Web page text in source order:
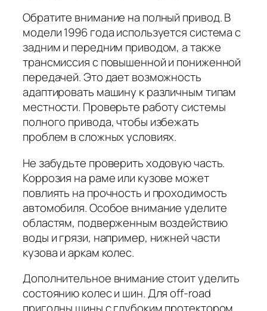
Обратите внимание на полный привод. В
модели 1996 года используется система с
задним и передним приводом, а также
трансмиссия с повышенной и пониженной
передачей. Это дает возможность
адаптировать машину к различным типам
местности. Проверьте работу системы
полного привода, чтобы избежать
проблем в сложных условиях.
Не забудьте проверить ходовую часть.
Коррозия на раме или кузове может
повлиять на прочность и проходимость
автомобиля. Особое внимание уделите
областям, подверженным воздействию
воды и грязи, например, нижней части
кузова и аркам колес.
Дополнительное внимание стоит уделить
состоянию колес и шин. Для off-road